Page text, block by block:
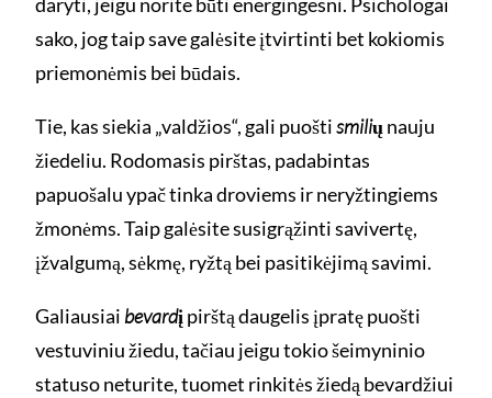
sako, jog taip save galėsite įtvirtinti bet kokiomis
priemonėmis bei būdais.
Tie, kas siekia „valdžios“, gali puoštismilių nauju
žiedeliu. Rodomasis pirštas, padabintas
papuošalu ypač tinka droviems ir neryžtingiems
žmonėms. Taip galėsite susigrąžinti savivertę,
įžvalgumą, sėkmę, ryžtą bei pasitikėjimą savimi.
Galiausiai bevardį pirštą daugelis įpratę puošti
vestuviniu žiedu, tačiau jeigu tokio šeimyninio
statuso neturite, tuomet rinkitės žiedą bevardžiui